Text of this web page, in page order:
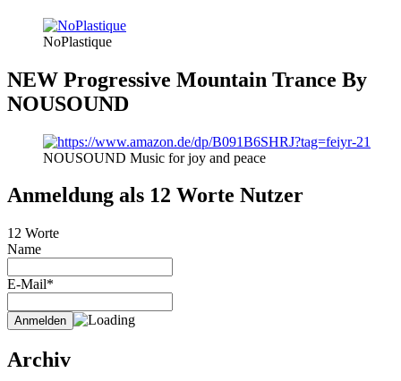
NoPlastique
NEW Progressive Mountain Trance By
NOUSOUND
NOUSOUND Music for joy and peace
Anmeldung als 12 Worte Nutzer
12 Worte
Name
E-Mail*
Archiv